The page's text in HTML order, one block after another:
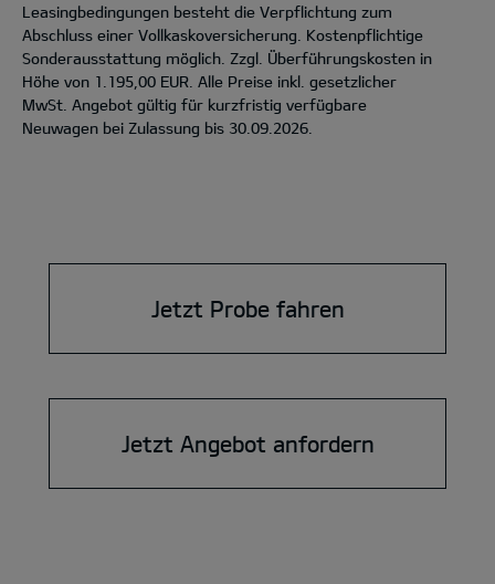
Leasingbedingungen besteht die Verpflichtung zum
Abschluss einer Vollkaskoversicherung. Kostenpflichtige
Sonderausstattung möglich. Zzgl. Überführungskosten in
Höhe von 1.195,00 EUR. Alle Preise inkl. gesetzlicher
MwSt. Angebot gültig für kurzfristig verfügbare
Neuwagen bei Zulassung bis 30.09.2026.
Jetzt Probe fahren
Jetzt Angebot anfordern